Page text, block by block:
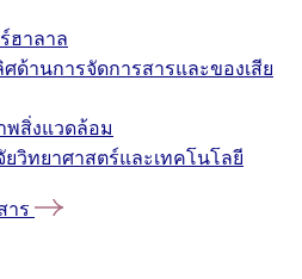
ฮาลาล
ด้านการจัดการสารและของเสีย
สิ่งแวดล้อม
ยวิทยาศาสตร์และเทคโนโลยี
าร